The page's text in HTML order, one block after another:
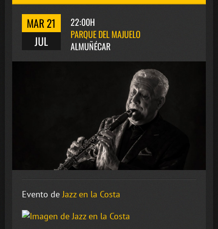
MAR 21
JUL
22:00H
PARQUE DEL MAJUELO
ALMUÑÉCAR
Evento deJazz en la Costa